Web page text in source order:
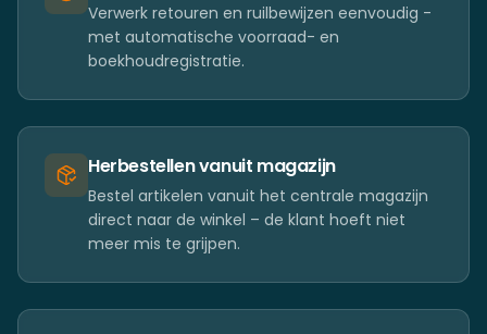
Verwerk retouren en ruilbewijzen eenvoudig -
met automatische voorraad- en
boekhoudregistratie.
Herbestellen vanuit magazijn
Bestel artikelen vanuit het centrale magazijn
direct naar de winkel – de klant hoeft niet
meer mis te grijpen.